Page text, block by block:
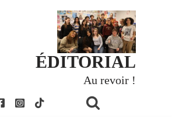
ÉDITORIAL
Au revoir !